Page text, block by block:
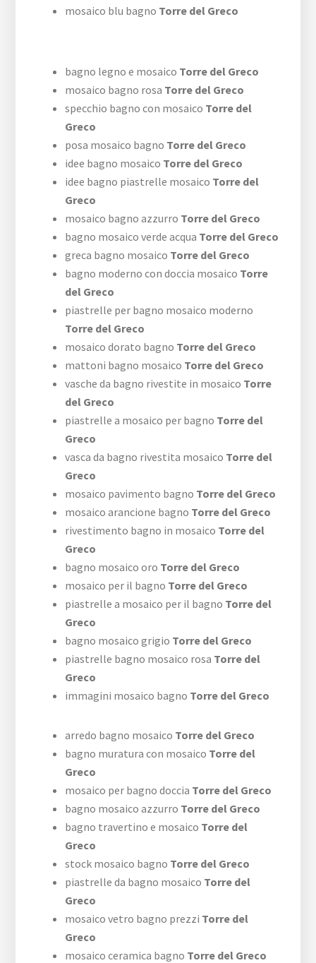
mosaico blu bagno Torre del Greco
bagno legno e mosaico Torre del Greco
mosaico bagno rosa Torre del Greco
specchio bagno con mosaico Torre del
Greco
posa mosaico bagno Torre del Greco
idee bagno mosaico Torre del Greco
idee bagno piastrelle mosaico Torre del
Greco
mosaico bagno azzurro Torre del Greco
bagno mosaico verde acqua Torre del Greco
greca bagno mosaico Torre del Greco
bagno moderno con doccia mosaico Torre
del Greco
piastrelle per bagno mosaico moderno
Torre del Greco
mosaico dorato bagno Torre del Greco
mattoni bagno mosaico Torre del Greco
vasche da bagno rivestite in mosaico Torre
del Greco
piastrelle a mosaico per bagno Torre del
Greco
vasca da bagno rivestita mosaico Torre del
Greco
mosaico pavimento bagno Torre del Greco
mosaico arancione bagno Torre del Greco
rivestimento bagno in mosaico Torre del
Greco
bagno mosaico oro Torre del Greco
mosaico per il bagno Torre del Greco
piastrelle a mosaico per il bagno Torre del
Greco
bagno mosaico grigio Torre del Greco
piastrelle bagno mosaico rosa Torre del
Greco
immagini mosaico bagno Torre del Greco
arredo bagno mosaico Torre del Greco
bagno muratura con mosaico Torre del
Greco
mosaico per bagno doccia Torre del Greco
bagno mosaico azzurro Torre del Greco
bagno travertino e mosaico Torre del
Greco
stock mosaico bagno Torre del Greco
piastrelle da bagno mosaico Torre del
Greco
mosaico vetro bagno prezzi Torre del
Greco
mosaico ceramica bagno Torre del Greco